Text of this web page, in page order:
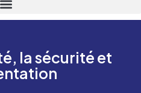
la sécurité et